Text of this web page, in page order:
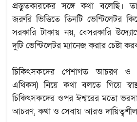
প্রস্তুতকারকের সঙ্গে কথা বলেছি।
জরুরি ভিত্তিতে তিনটি ভেন্টিলেটর
সরকারি টাকায় নয়, বেসরকারি
দুটি ভেন্টিলেটর ম্যানেজ করার চেষ্টা
চিকিৎসকদের পেশাগত আচরণ ও
এথিকস) নিয়ে কথা বলতে গিয়ে
চিকিৎসকদের ওপর ঈশ্বরের মতো
আচরণ, কথা ও সেবায় আরও